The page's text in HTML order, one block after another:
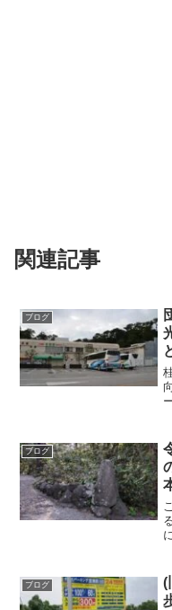
関連記事
ブログ
ブログ
ブログ
(